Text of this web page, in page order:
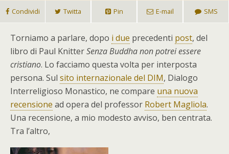
Condividi Twitta Pin E-mail SMS
Torniamo a parlare, dopo i due precedenti post, del
libro di Paul KnitterSenza Buddha non potrei essere
cristiano. Lo facciamo questa volta per interposta
persona. Sul sito internazionale del DIM, Dialogo
Interreligioso Monastico, ne compare una nuova
recensione ad opera del professor Robert Magliola.
Una recensione, a mio modesto avviso, ben centrata.
Tra l’altro,